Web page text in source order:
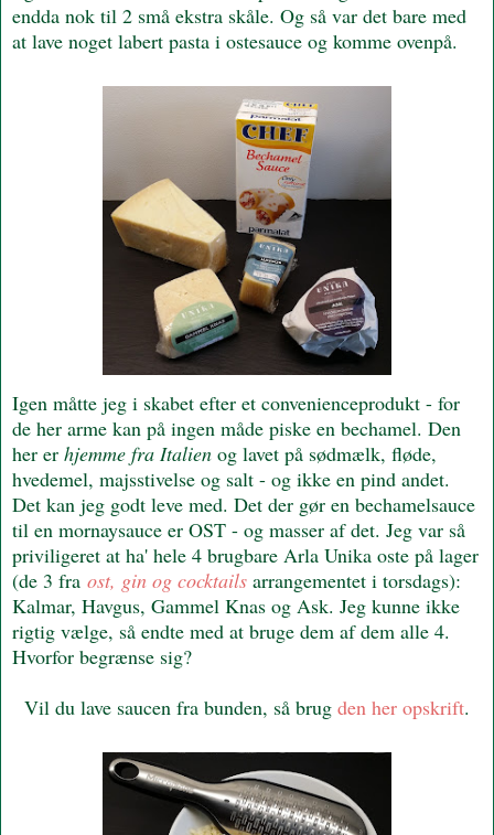
endda nok til 2 små ekstra skåle. Og så var det bare med
at lave noget labert pasta i ostesauce og komme ovenpå.
Igen måtte jeg i skabet efter et convenienceprodukt - for
de her arme kan på ingen måde piske en bechamel. Den
her er hjemme fra Italien og lavet på sødmælk, fløde,
hvedemel, majsstivelse og salt - og ikke en pind andet.
Det kan jeg godt leve med. Det der gør en bechamelsauce
til en mornaysauce er OST - og masser af det. Jeg var så
priviligeret at ha' hele 4 brugbare Arla Unika oste på lager
(de 3 fra ost, gin og cocktails arrangementet i torsdags):
Kalmar, Havgus, Gammel Knas og Ask. Jeg kunne ikke
rigtig vælge, så endte med at bruge dem af dem alle 4.
Hvorfor begrænse sig?
Vil du lave saucen fra bunden, så brug den her opskrift.